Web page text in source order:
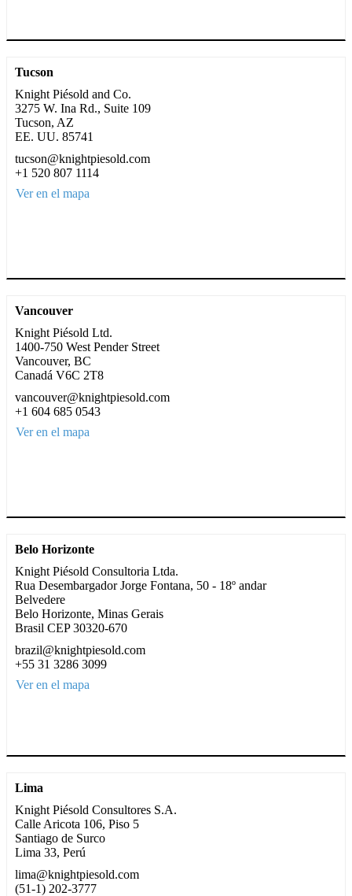
Tucson
Knight Piésold and Co.
3275 W. Ina Rd., Suite 109
Tucson, AZ
EE. UU. 85741
tucson@knightpiesold.com
+1 520 807 1114
Ver en el mapa
Vancouver
Knight Piésold Ltd.
1400-750 West Pender Street
Vancouver, BC
Canadá V6C 2T8
vancouver@knightpiesold.com
+1 604 685 0543
Ver en el mapa
Belo Horizonte
Knight Piésold Consultoria Ltda.
Rua Desembargador Jorge Fontana, 50 - 18º andar
Belvedere
Belo Horizonte, Minas Gerais
Brasil CEP 30320-670
brazil@knightpiesold.com
+55 31 3286 3099
Ver en el mapa
Lima
Knight Piésold Consultores S.A.
Calle Aricota 106, Piso 5
Santiago de Surco
Lima 33, Perú
lima@knightpiesold.com
(51-1) 202-3777